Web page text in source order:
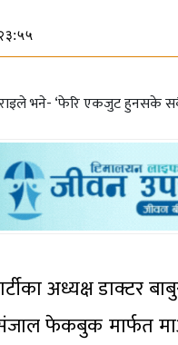
अध्यक्ष डाक्टर
फेकबुक मार्फत